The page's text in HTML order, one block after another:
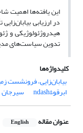
این یافته‌ها اهمیت
در ارزیابی
هیدروژئولوژیکی و
تدوین سیاست‌های
کلیدواژه‌ها
ابرقو&‌ndash سیرجان
عنوان مقاله English